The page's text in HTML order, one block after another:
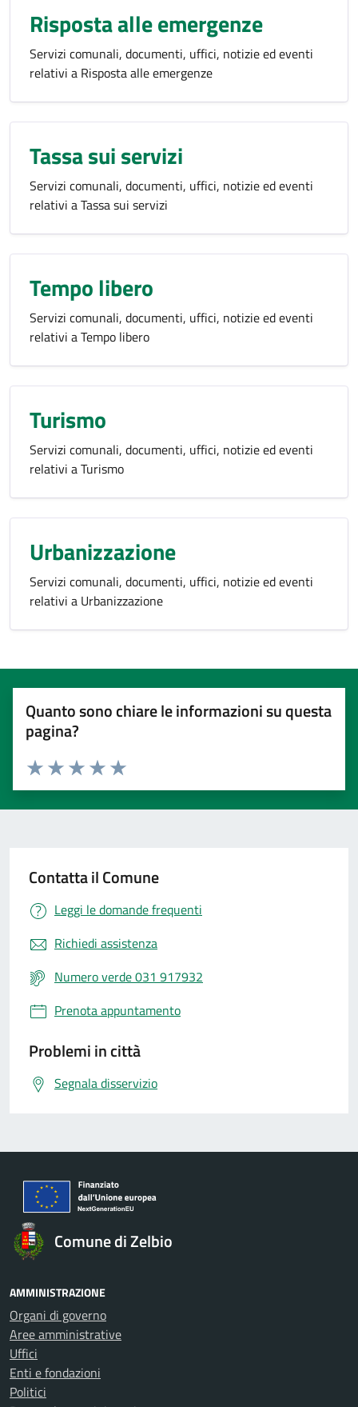
Risposta alle emergenze
Servizi comunali, documenti, uffici, notizie ed eventi
relativi a Risposta alle emergenze
Tassa sui servizi
Servizi comunali, documenti, uffici, notizie ed eventi
relativi a Tassa sui servizi
Tempo libero
Servizi comunali, documenti, uffici, notizie ed eventi
relativi a Tempo libero
Turismo
Servizi comunali, documenti, uffici, notizie ed eventi
relativi a Turismo
Urbanizzazione
Servizi comunali, documenti, uffici, notizie ed eventi
relativi a Urbanizzazione
Quanto sono chiare le informazioni su questa
pagina?
Valuta 5 stelle su 5
Valuta 4 stelle su 5
Valuta 3 stelle su 5
Valuta 2 stelle su 5
Valuta 1 stelle su 5
Contatta il Comune
Leggi le domande frequenti
Richiedi assistenza
Numero verde 031 917932
Prenota appuntamento
Problemi in città
Segnala disservizio
Comune di Zelbio
AMMINISTRAZIONE
Organi di governo
Aree amministrative
Uffici
Enti e fondazioni
Politici